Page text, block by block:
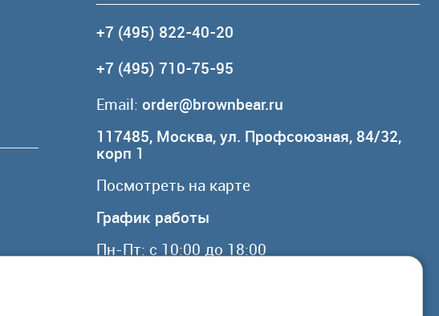
+7 (495) 822-40-20
+7 (495) 710-75-95
Email: order@brownbear.ru
117485, Москва, ул. Профсоюзная, 84/32,
корп 1
Посмотреть на карте
График работы
Пн-Пт: с 10:00 до 18:00